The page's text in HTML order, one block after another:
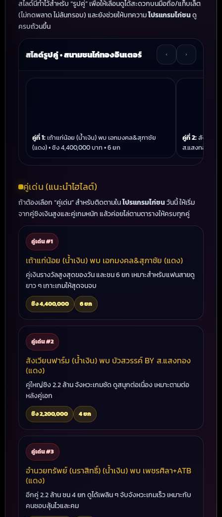
สไลด์นี้ทำไว้สำหรับ “รูปคู่” เพื่อให้เลื่อนดูได้สะดวกบนมือถือ/แท็บเล็ต
(ไม่กดพลาด ไม่ล้นกรอบ) และยังช่วยให้บทความโปรแกรมไก่ชนดู
ครบถ้วนขึ้น
สไลด์รูปคู่ • สนามชนไก่ทองอินเตอร์
คู่ที่ 1:เถ้าแก่น้อย (น้ำเงิน) พบ เอกมงคล&สุภาชัย
(แดง) • ชิง 4,400,000 บาท • 6 ยก
คู่ที่ 2:สังเวียน
ส.แสงทอง (แด
คู่เด่น (แนะนำไฮไลต์)
ถ้าต้องเลือก “คู่เด่น” สำหรับติดตามในโปรแกรมไก่ชนวันนี้ ให้เริ่ม
จากคู่ชิงเงินสูงและคู่เกมหนัก แล้วค่อยไล่ตามตารางให้ครบทุกคู่
คู่เด่น #1
เถ้าแก่น้อย (น้ำเงิน) พบ เอกมงคล&สุภาชัย (แดง)
คู่เงินรางวัลสูงสุดของวัน และชน 6 ยก เหมาะสำหรับแฟนสายดู
ยาว ๆ เกาะเกมให้สุดจนจบ
ชิง 4,400,000 6 ยก
คู่เด่น #2
สังเวียนฟาร์ม (น้ำเงิน) พบ บัวสวรรค์ BY ส.แสงทอง
(แดง)
คู่ใหญ่ชิง 2.2 ล้าน จังหวะเกมชัด ดูสนุกต่อเนื่อง เหมาะตามต่อ
หลังคู่เอก
ชิง 2,200,000 4 ยก
คู่เด่น #3
อำนวยทรัพย์ (นราสิทธิ์) (น้ำเงิน) พบ เพชรศิลา+ATB
(แดง)
อีกคู่ 2.2 ล้าน ชน 4 ยก ดูได้เพลิน ๆ จับจังหวะเกมเร็ว เหมาะกับ
คนชอบลุ้นไวและคม